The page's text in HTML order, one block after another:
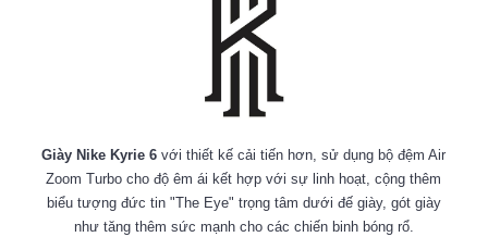
Giày Nike Kyrie 6 với thiết kế cải tiến hơn, sử dụng bộ đệm Air
Zoom Turbo cho độ êm ái kết hợp với sự linh hoạt, cộng thêm
biểu tượng đức tin "The Eye" trọng tâm dưới đế giày, gót giày
như tăng thêm sức mạnh cho các chiến binh bóng rổ.